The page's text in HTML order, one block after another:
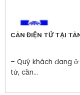
CÂN ĐIỆN TỬ TẠI
– Quý khách đang
tử, cần...